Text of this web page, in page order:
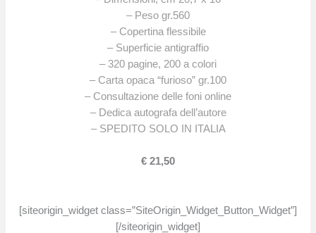
– Peso gr.560
– Copertina flessibile
– Superficie antigraffio
– 320 pagine, 200 a colori
– Carta opaca “furioso” gr.100
– Consultazione delle foni online
– Dedica autografa dell’autore
– SPEDITO SOLO IN ITALIA
€ 21,50
[siteorigin_widget class=”SiteOrigin_Widget_Button_Widget”]
[/siteorigin_widget]